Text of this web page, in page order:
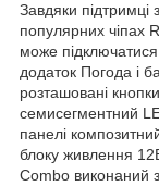
Завдяки підтримці
популярних чіпах
може
додаток Погода і
розташовані
семисегментний
панелі
блоку живлення
Combo виконаний